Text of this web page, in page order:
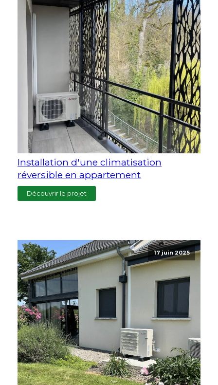
Installation d'une climatisation
réversible en appartement
Découvrir le projet
17 juin 2025